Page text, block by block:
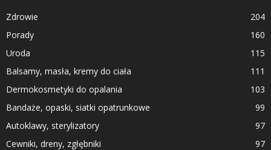
Zdrowie
204
Porady
160
Uroda
115
Balsamy, masła, kremy do ciała
111
Dermokosmetyki do opalania
103
Bandaże, opaski, siatki opatrunkowe
99
Autoklawy, sterylizatory
97
Cewniki, dreny, zgłębniki
97